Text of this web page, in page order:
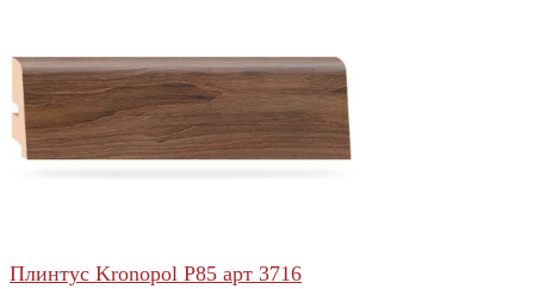
избранное сравнить
Плинтус Kronopol Р85 арт 3716